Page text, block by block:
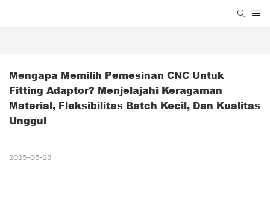
Mengapa Memilih Pemesinan CNC Untuk
Fitting Adaptor? Menjelajahi Keragaman
Material, Fleksibilitas Batch Kecil, Dan Kualitas
Unggul
2025-05-28